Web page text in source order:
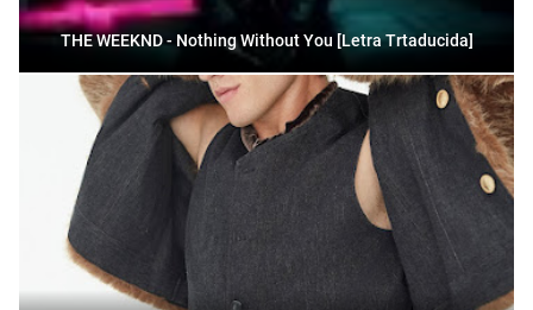
THE WEEKND - Nothing Without You [Letra Trtaducida]